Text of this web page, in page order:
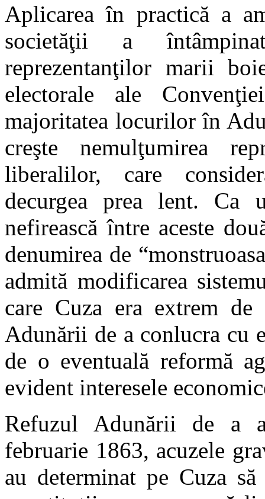
Aplicarea în practică a
societăţii a
reprezentanţilor marii
electorale ale
majoritatea locurilor în
creşte nemulţumirea
liberalilor, care
decurgea prea lent. Ca
nefirească între aceste
denumirea de
admită modificarea
care Cuza era extrem
Adunării de a conlucra cu
de o eventuală reformă
evident interesele
Refuzul Adunării de a
februarie 1863, acuzele
au determinat pe Cuza